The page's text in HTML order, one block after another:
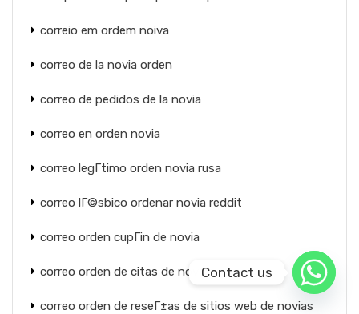
correio em ordem noiva
correo de la novia orden
correo de pedidos de la novia
correo en orden novia
correo legГ­timo orden novia rusa
correo lГ©sbico ordenar novia reddit
correo orden cupГіn de novia
correo orden de citas de novias
correo orden de reseГ±as de sitios web de novias
Contact us